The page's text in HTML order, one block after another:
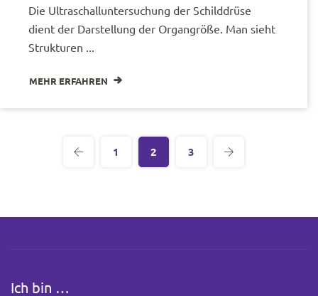
Die Ultraschalluntersuchung der Schilddrüse
dient der Darstellung der Organgröße. Man sieht
Strukturen ...
MEHR ERFAHREN
1 2 3
Ich bin …